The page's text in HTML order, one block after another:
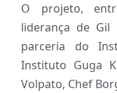
O projeto,
liderança de Gil
parceria do
Instituto Guga
Volpato, Chef